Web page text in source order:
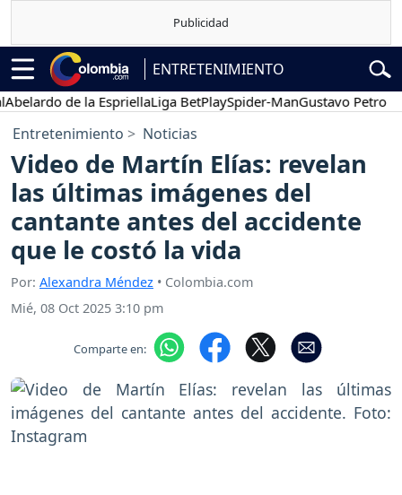
ENTRETENIMIENTO
de la EspriellaLiga BetPlaySpider-ManGustavo Petro
Entretenimiento Noticias
Video de Martín Elías: revelan
las últimas imágenes del
cantante antes del accidente
que le costó la vida
Por: Alexandra Méndez • Colombia.com
Mié, 08 Oct 2025 3:10 pm
Comparte en: